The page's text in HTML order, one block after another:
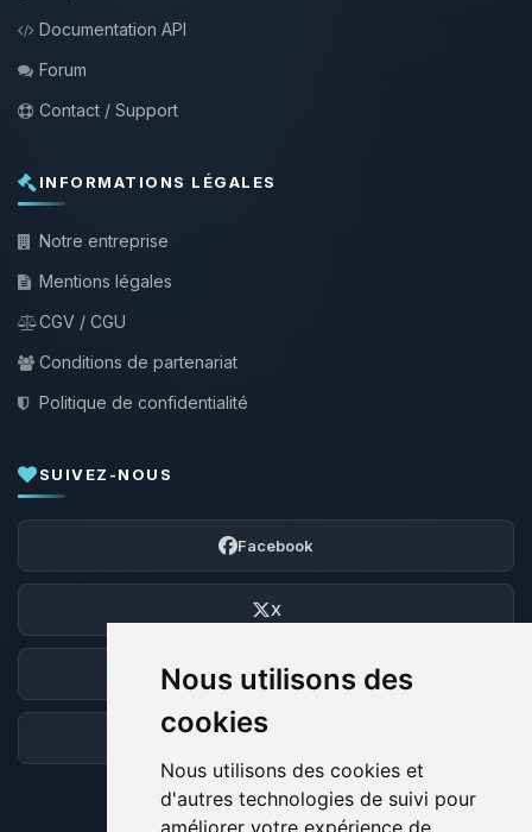
Nous utilisons des
cookies
Nous utilisons des cookies et
d'autres technologies de suivi pour
améliorer votre expérience de
Documentation API
Forum
Contact / Support
INFORMATIONS LÉGALES
Notre entreprise
Mentions légales
CGV / CGU
Conditions de partenariat
Politique de confidentialité
SUIVEZ-NOUS
Facebook
X
Discord
Forum